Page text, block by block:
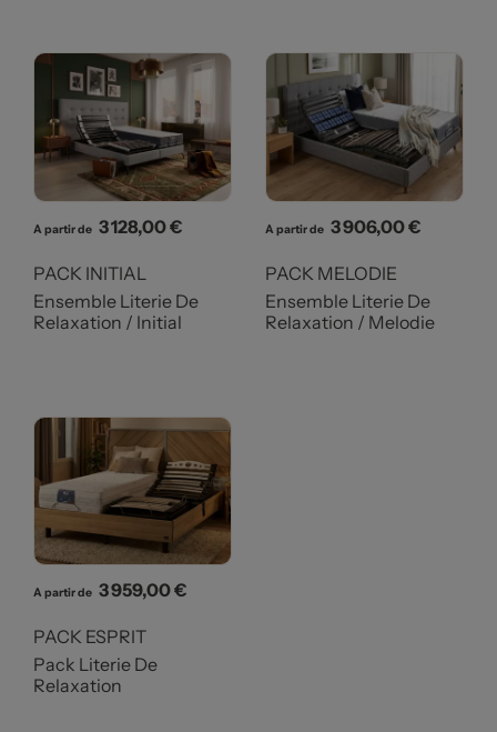
A partir de Prix
3 128,00 €
PACK INITIAL
Ensemble Literie De
Relaxation / Initial
A partir de Prix
3 906,00 €
PACK MELODIE
Ensemble Literie De
Relaxation / Melodie
A partir de Prix
3 959,00 €
PACK ESPRIT
Pack Literie De
Relaxation